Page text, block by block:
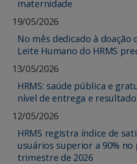
maternidade
19/05/2026
No mês dedicado à doação
Leite Humano do HRMS
13/05/2026
HRMS: saúde pública e
nível de entrega e resultado
12/05/2026
HRMS registra índice de
usuários superior a 90%
trimestre de 2026